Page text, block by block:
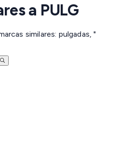
a PULG
similares: pulgadas, "